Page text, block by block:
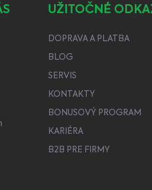
UŽITOČNÉ
DOPRAVA A PLATBA
BLOG
SERVIS
KONTAKTY
BONUSOVÝ PROGRAM
KARIÉRA
B2B PRE FIRMY